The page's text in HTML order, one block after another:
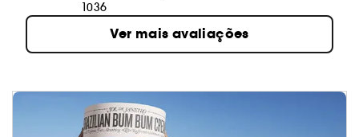
1036
Ver mais avaliações